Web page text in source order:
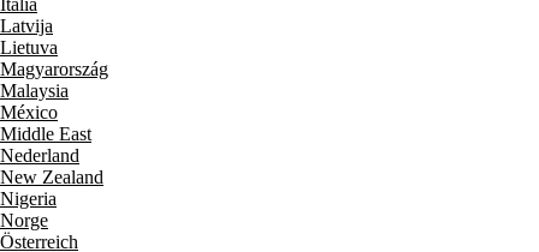
Italia
Latvija
Lietuva
Magyarország
Malaysia
México
Middle East
Nederland
New Zealand
Nigeria
Norge
Österreich